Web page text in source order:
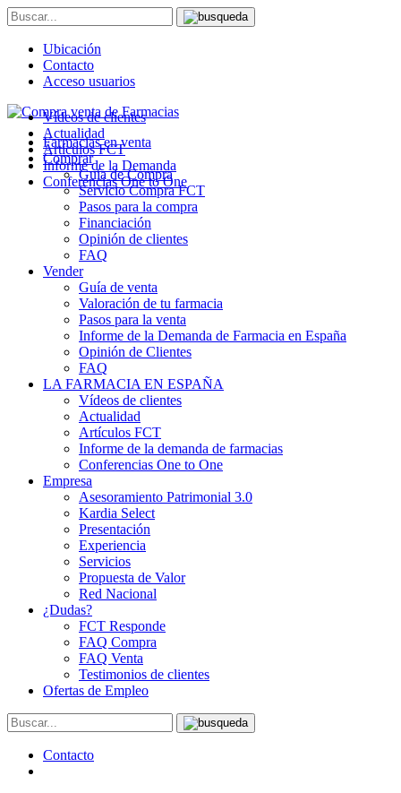
Ubicación
Contacto
Acceso usuarios
Farmacias en venta
Comprar
Guía de Compra
Servicio Compra FCT
Pasos para la compra
Financiación
Opinión de clientes
FAQ
Vender
Guía de venta
Valoración de tu farmacia
Pasos para la venta
Informe de la Demanda de Farmacia en España
Opinión de Clientes
FAQ
LA FARMACIA EN ESPAÑA
Vídeos de clientes
Actualidad
Artículos FCT
Informe de la demanda de farmacias
Conferencias One to One
Empresa
Asesoramiento Patrimonial 3.0
Kardia Select
Presentación
Experiencia
Servicios
Propuesta de Valor
Red Nacional
¿Dudas?
FCT Responde
FAQ Compra
FAQ Venta
Testimonios de clientes
Ofertas de Empleo
Contacto
Vídeos de clientes
Actualidad
Artículos FCT
Informe de la Demanda
Conferencias One to One